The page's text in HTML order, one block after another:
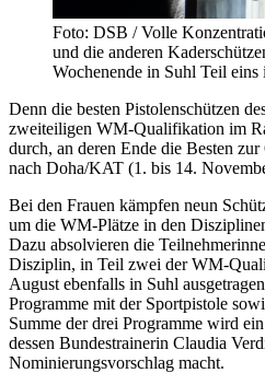
Foto: DSB / Volle
und die anderen
Wochenende in Suhl Teil
Denn die besten Pistolenschützen
zweiteiligen WM-Qualifikation im
durch, an deren Ende die Besten
nach Doha/KAT (1. bis 14.
Bei den Frauen kämpfen neun
um die WM-Plätze in den
Dazu absolvieren die
Disziplin, in Teil zwei der WM-
August ebenfalls in Suhl
Programme mit der Sportpistole
Summe der drei Programme wird
dessen Bundestrainerin Claudia
Nominierungsvorschlag macht.